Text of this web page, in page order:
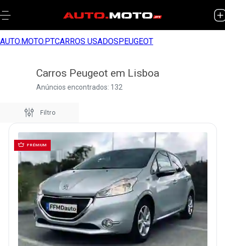
AUTO.MOTO.PTCARROS USADOSPEUGEOT
Carros Peugeot em Lisboa
Anúncios encontrados: 132
Filtro
PRÉMIUM